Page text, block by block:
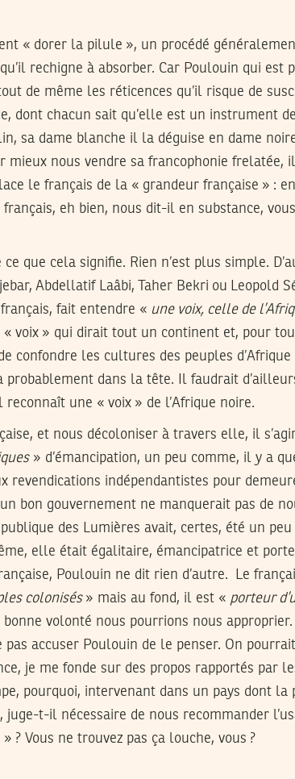
« dorer la pilule », un procédé
rechigne à absorber. Car Poulouin qui est
de même les réticences qu’il risque de
dont chacun sait qu’elle est un instrument
sa dame blanche il la déguise en dame
mieux nous vendre sa francophonie frelatée,
le français de la « grandeur française » :
eh bien, nous dit-il en substance,
que cela signifie. Rien n’est plus simple.
Abdellatif Laâbi, Taher Bekri ou Leopold
fait entendre « une voix, celle de
voix » qui dirait tout un continent et, pour
confondre les cultures des peuples
probablement dans la tête. Il faudrait
une « voix » de l’Afrique noire.
et nous décoloniser à travers elle, il
» d’émancipation, un peu comme, il y a
revendications indépendantistes pour
bon gouvernement ne manquerait pas de
des Lumières avait, certes, été un
elle était égalitaire, émancipatrice et
Poulouin ne dit rien d’autre. Le
colonisés » mais au fond, il est « porteur
bonne volonté nous pourrions nous
pas accuser Poulouin de le penser. On
je me fonde sur des propos rapportés par
pourquoi, intervenant dans un pays dont la
juge-t-il nécessaire de nous recommander
? Vous ne trouvez pas ça louche, vous ?